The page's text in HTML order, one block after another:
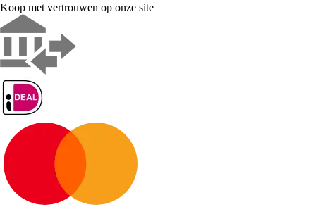
Koop met vertrouwen op onze site